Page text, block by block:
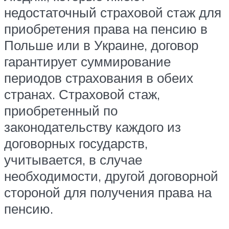
недостаточный страховой стаж для
приобретения права на пенсию в
Польше или в Украине, договор
гарантирует суммирование
периодов страхования в обеих
странах. Страховой стаж,
приобретенный по
законодательству каждого из
договорных государств,
учитывается, в случае
необходимости, другой договорной
стороной для получения права на
пенсию.